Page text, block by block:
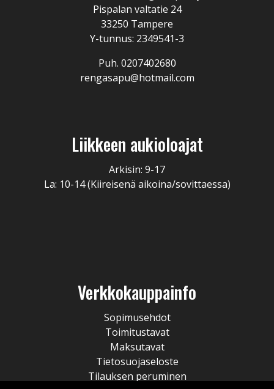
Pispalan valtatie 24
33250 Tampere
Y-tunnus: 2349541-3
Puh. 0207402680
rengasapu@hotmail.com
Liikkeen aukioloajat
Arkisin: 9-17
La: 10-14 (Kiireisenä aikoina/sovittaessa)
Verkkokauppainfo
Sopimusehdot
Toimitustavat
Maksutavat
Tietosuojaseloste
Tilauksen peruminen